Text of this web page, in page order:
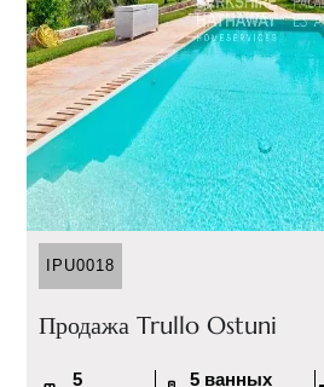
IPU0018
Продажа Trullo Ostuni
5
5 ванных